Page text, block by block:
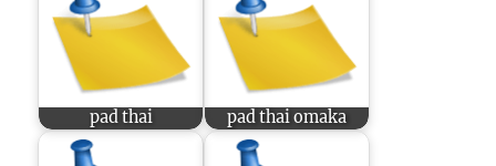
pad thai pad thai omaka